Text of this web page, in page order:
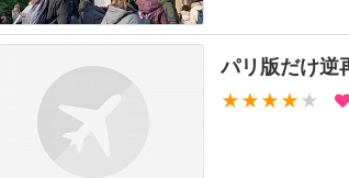
パリ版だけ逆
★★★★ ★